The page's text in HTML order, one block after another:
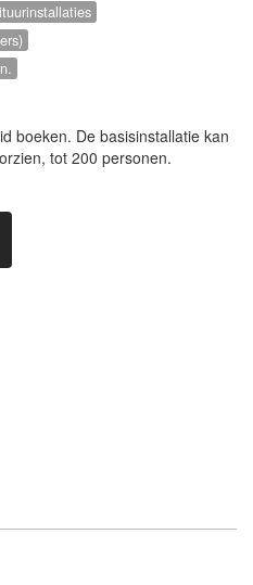
boeken. De basisinstallatie kan
tot 200 personen.
grote evenementen doen we
het evenement en de